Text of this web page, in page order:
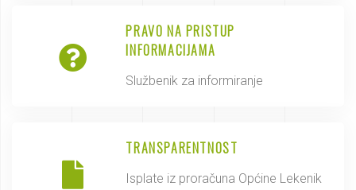
PRAVO NA PRISTUP
INFORMACIJAMA
Službenik za informiranje
TRANSPARENTNOST
Isplate iz proračuna Općine Lekenik